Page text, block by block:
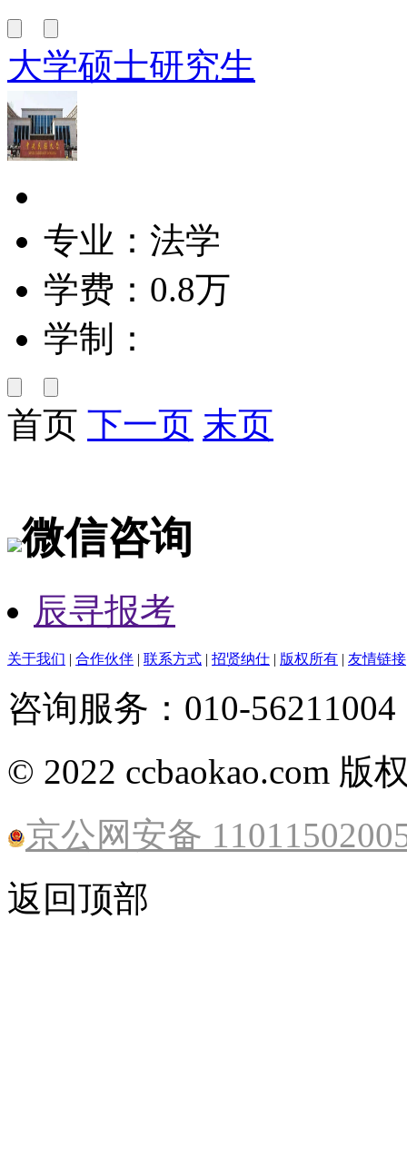
大学硕士研究生
专业：法学
学费： 0.8万
学制：
首页 下一页 末页
微信咨询
辰寻报考
关于我们 | 合作伙伴 | 联系方式 | 招贤纳仕 | 版权所有 | 友情链接
咨询服务：010-56211004
© 2022 ccbaokao.com 版
京公网安备
返回顶部